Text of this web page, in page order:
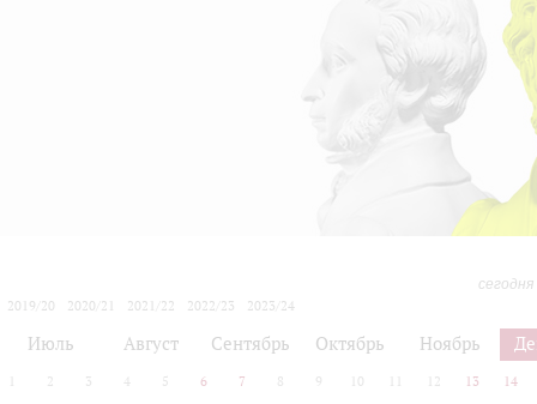
2019/20
2020/21 2021/22 2022/23
2023/24
Июль Август Сентябрь Октябрь Ноябрь
2 3 4 5 6 7 8 9 10 12 13 14